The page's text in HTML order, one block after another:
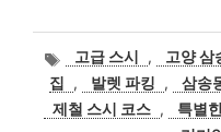
태고급 스시 , 고양 삼
집
, 발렛 파킹 , 삼송
제철 스시 코스 , 특별